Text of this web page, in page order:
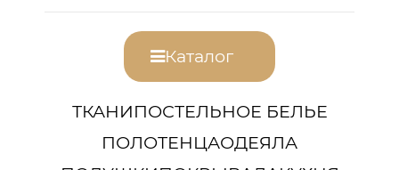
Каталог
ТКАНИПОСТЕЛЬНОЕ БЕЛЬЕ
ПОЛОТЕНЦАОДЕЯЛА